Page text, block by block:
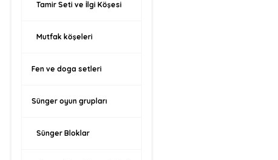
Tamir Seti ve İlgi Köşesi
Mutfak köşeleri
Fen ve doga setleri
Sünger oyun grupları
Sünger Bloklar